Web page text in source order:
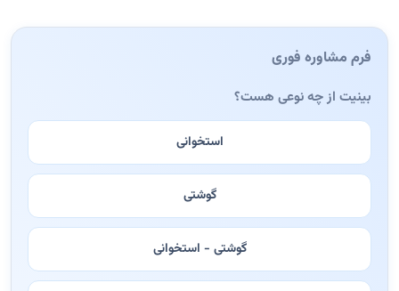
فرم مشاوره فوری
بینیت از چه نوعی هست؟
استخوانی
گوشتی
گوشتی - استخوانی